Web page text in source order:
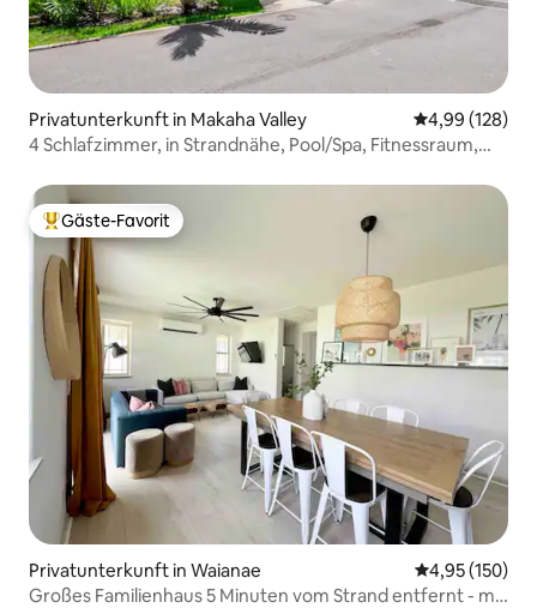
Privatunterkunft in Makaha Valley
4,99 (128)
4 Schlafzimmer, in Strandnähe, Pool/Spa, Fitnessraum,
Beliebter Gäste-Favorit.
Gäste-Favorit
Privatunterkunft in Waianae
4,95 (150)
Großes Familienhaus 5 Minuten vom Strand entfernt - mit